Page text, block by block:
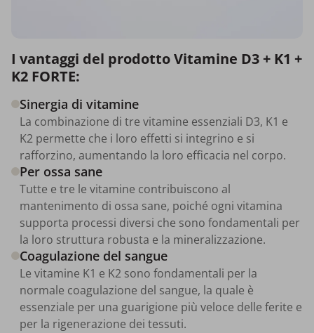
I vantaggi del prodotto Vitamine D3 + K1 +
K2 FORTE:
Sinergia di vitamine
La combinazione di tre vitamine essenziali D3, K1 e
K2 permette che i loro effetti si integrino e si
rafforzino, aumentando la loro efficacia nel corpo.
Per ossa sane
Tutte e tre le vitamine contribuiscono al
mantenimento di ossa sane, poiché ogni vitamina
supporta processi diversi che sono fondamentali per
la loro struttura robusta e la mineralizzazione.
Coagulazione del sangue
Le vitamine K1 e K2 sono fondamentali per la
normale coagulazione del sangue, la quale è
essenziale per una guarigione più veloce delle ferite e
per la rigenerazione dei tessuti.